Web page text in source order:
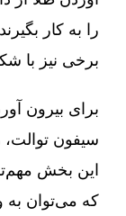
را به کار
برخی نیز با
برای بیرون
سیفون توالت،
این بخش
که می‌توان به